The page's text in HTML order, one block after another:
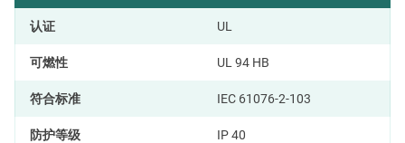
认证 UL
可燃性 UL 94 HB
符合标准 IEC 61076-2-103
防护等级 IP 40